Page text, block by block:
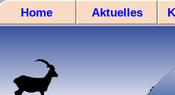
Home Aktuelles